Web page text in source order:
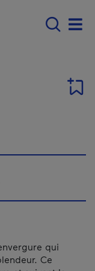
-
qui
Ce